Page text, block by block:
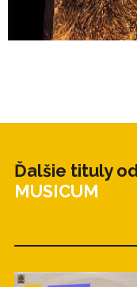
Ďalšie tituly od
MUSICUM